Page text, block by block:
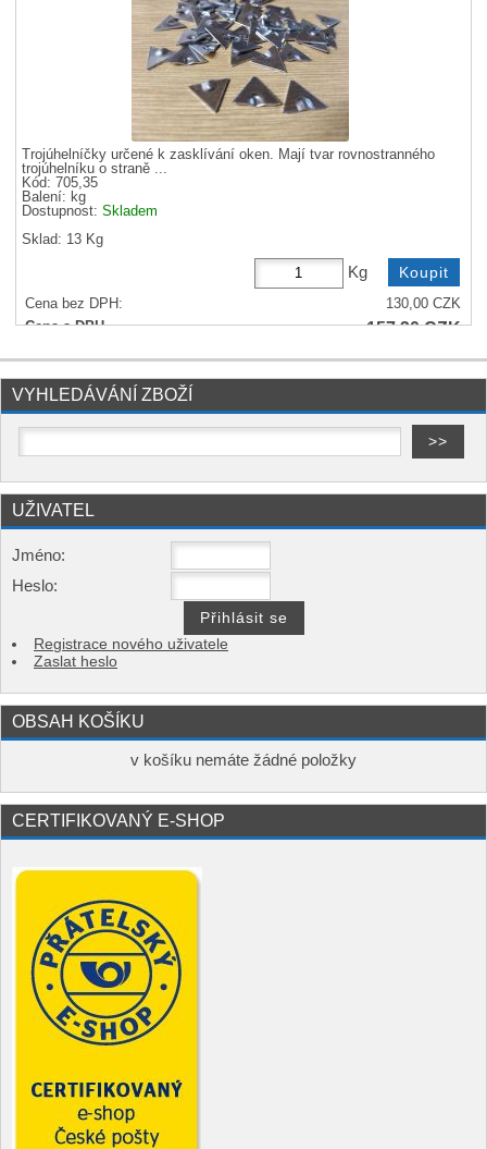
Trojúhelníčky určené k zasklívání oken. Mají tvar rovnostranného
trojúhelníku o straně ...
Kód: 705,35
Balení: kg
Dostupnost:Skladem
Sklad: 13 Kg
Kg
Cena bez DPH: 130,00CZK
Cena s DPH
157,30CZK
1 +
130,00 / 157,30CZK
VYHLEDÁVÁNÍ ZBOŽÍ
UŽIVATEL
Jméno:
Heslo:
Registrace nového uživatele
Zaslat heslo
OBSAH KOŠÍKU
v košíku nemáte žádné položky
CERTIFIKOVANÝ E-SHOP